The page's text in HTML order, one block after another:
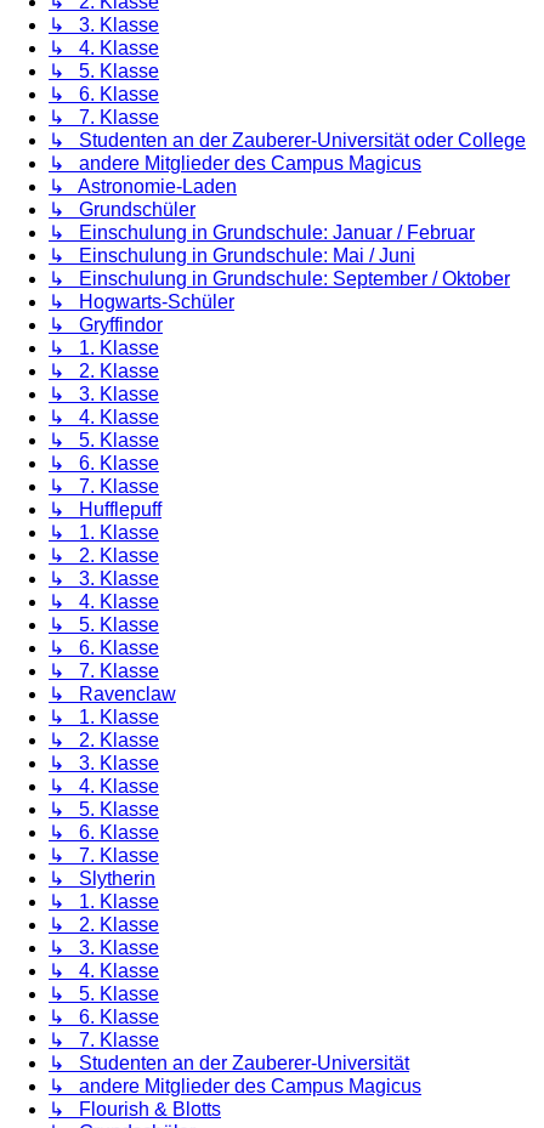
↳ 3. Klasse
↳ 4. Klasse
↳ 5. Klasse
↳ 6. Klasse
↳ 7. Klasse
↳ Studenten an der Zauberer-Universität oder College
↳ andere Mitglieder des Campus Magicus
↳ Astronomie-Laden
↳ Grundschüler
↳ Einschulung in Grundschule: Januar / Februar
↳ Einschulung in Grundschule: Mai / Juni
↳ Einschulung in Grundschule: September / Oktober
↳ Hogwarts-Schüler
↳ Gryffindor
↳ 1. Klasse
↳ 2. Klasse
↳ 3. Klasse
↳ 4. Klasse
↳ 5. Klasse
↳ 6. Klasse
↳ 7. Klasse
↳ Hufflepuff
↳ 1. Klasse
↳ 2. Klasse
↳ 3. Klasse
↳ 4. Klasse
↳ 5. Klasse
↳ 6. Klasse
↳ 7. Klasse
↳ Ravenclaw
↳ 1. Klasse
↳ 2. Klasse
↳ 3. Klasse
↳ 4. Klasse
↳ 5. Klasse
↳ 6. Klasse
↳ 7. Klasse
↳ Slytherin
↳ 1. Klasse
↳ 2. Klasse
↳ 3. Klasse
↳ 4. Klasse
↳ 5. Klasse
↳ 6. Klasse
↳ 7. Klasse
↳ Studenten an der Zauberer-Universität
↳ andere Mitglieder des Campus Magicus
↳ Flourish & Blotts